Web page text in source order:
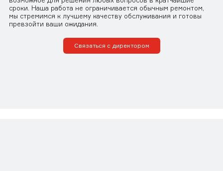
сроки. Наша работа не ограничивается обычным ремонтом,
мы стремимся к лучшему качеству обслуживания и готовы
превзойти ваши ожидания.
Связаться с директором